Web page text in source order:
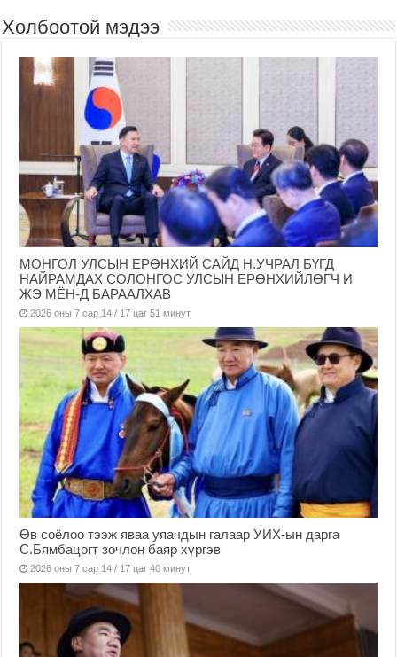
Холбоотой мэдээ
МОНГОЛ УЛСЫН ЕРӨНХИЙ САЙД Н.УЧРАЛ БҮГД
НАЙРАМДАХ СОЛОНГОС УЛСЫН ЕРӨНХИЙЛӨГЧ И
ЖЭ МЁН-Д БАРААЛХАВ
2026 оны 7 сар 14 / 17 цаг 51 минут
Өв соёлоо тээж яваа уяачдын галаар УИХ-ын дарга
С.Бямбацогт зочлон баяр хүргэв
2026 оны 7 сар 14 / 17 цаг 40 минут